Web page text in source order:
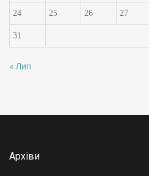
24 25 26 27
31
« Лип
Архіви